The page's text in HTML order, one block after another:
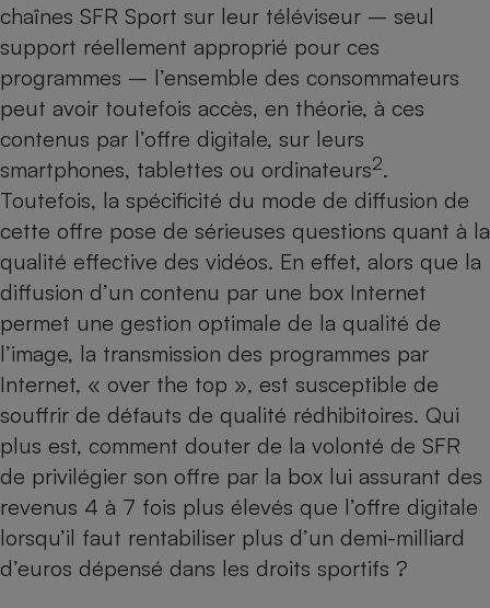
chaînes SFR Sport sur leur téléviseur – seul
support réellement approprié pour ces
programmes – l’ensemble des consommateurs
peut avoir toutefois accès, en théorie, à ces
contenus par l’offre digitale, sur leurs
smartphones, tablettes ou ordinateurs2.
Toutefois, la spécificité du mode de diffusion de
cette offre pose de sérieuses questions quant à la
qualité effective des vidéos. En effet, alors que la
diffusion d’un contenu par une box Internet
permet une gestion optimale de la qualité de
l’image, la transmission des programmes par
Internet, « over the top », est susceptible de
souffrir de défauts de qualité rédhibitoires. Qui
plus est, comment douter de la volonté de SFR
de privilégier son offre par la box lui assurant des
revenus 4 à 7 fois plus élevés que l’offre digitale
lorsqu’il faut rentabiliser plus d’un demi-milliard
d’euros dépensé dans les droits sportifs ?
Climatiseur -
Ventilateur
Cafetière à expressos
Robot ménager
Antivirus